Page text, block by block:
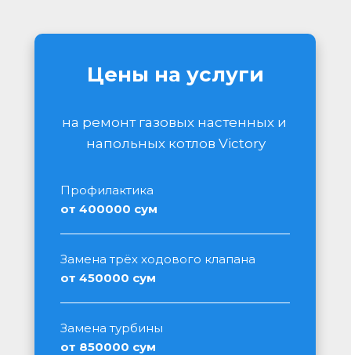
Цены на услуги
на ремонт газовых настенных и
напольных котлов Victory
Профилактика
от 400000 сум
Замена трёх ходового клапана
от 450000 сум
Замена турбины
от 850000 сум